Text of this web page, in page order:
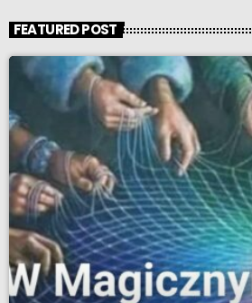
FEATURED POST